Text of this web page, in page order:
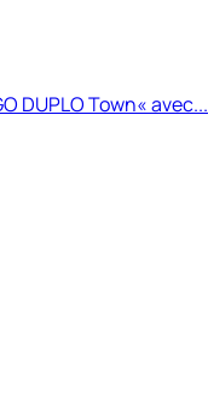
DUPLO Town« avec...